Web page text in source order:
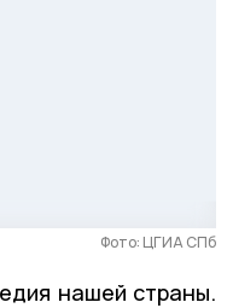
Фото: ЦГИА СПб
нашей страны.